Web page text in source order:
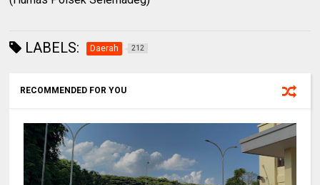
LABELS: Daerah 212
RECOMMENDED FOR YOU